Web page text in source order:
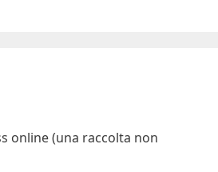
online (una raccolta non